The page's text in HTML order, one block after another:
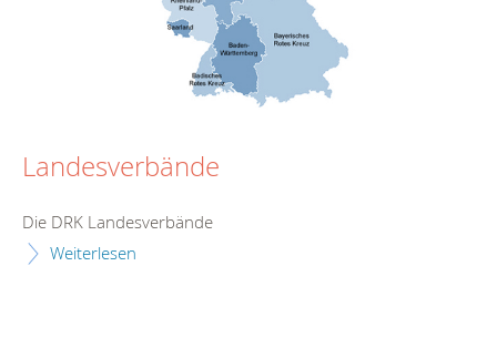
Landesverbände
Die DRK Landesverbände
Weiterlesen